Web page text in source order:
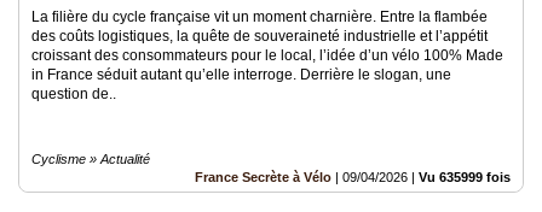
La filière du cycle française vit un moment charnière. Entre la flambée
des coûts logistiques, la quête de souveraineté industrielle et l’appétit
croissant des consommateurs pour le local, l’idée d’un vélo 100% Made
in France séduit autant qu’elle interroge. Derrière le slogan, une
question de..
Cyclisme » Actualité
France Secrète à Vélo | 09/04/2026 | Vu 635999 fois